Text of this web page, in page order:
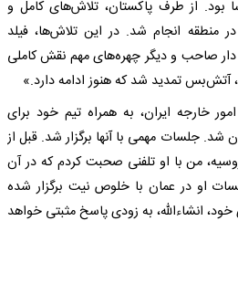
از طرف پاکستان، تلاش‌های کامل و
منطقه انجام شد. در این تلاش‌ها، فیلد
صاحب و دیگر چهره‌های مهم نقش کاملی
آتش‌بس تمدید شد که هنوز ادامه دارد.»
خارجه ایران، به همراه تیم خود برای
شد. جلسات مهمی با آنها برگزار شد. قبل از
من با او تلفنی صحبت کردم که در آن
او در عمان با خلوص نیت برگزار شده
انشاءالله، به زودی پاسخ مثبتی خواهد